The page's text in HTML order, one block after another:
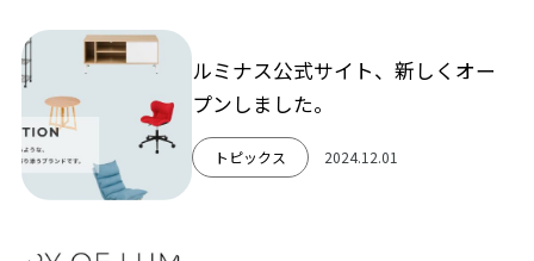
ルミナス公式サイト、新しくオー
プンしました。
トピックス 2024.12.01